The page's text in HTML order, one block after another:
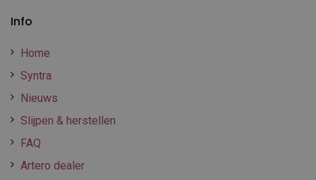
Info
Home
Syntra
Nieuws
Slijpen & herstellen
FAQ
Artero dealer